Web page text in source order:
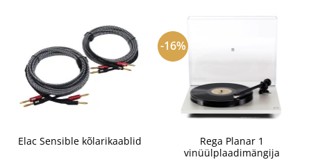
Elac Sensible kõlarikaablid
-16%
Rega Planar 1
vinüülplaadimängija